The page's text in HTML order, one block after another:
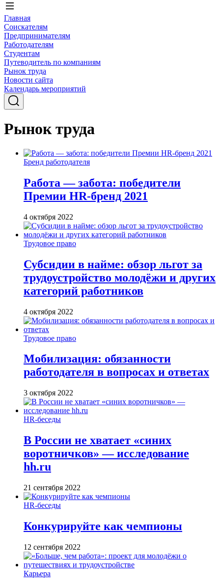
Главная
Соискателям
Предпринимателям
Работодателям
Студентам
Путеводитель по компаниям
Рынок труда
Новости сайта
Календарь мероприятий
Рынок труда
Бренд работодателя
Работа — забота: победители
Премии HR-бренд 2021
4 октября 2022
Трудовое право
Субсидии в найме: обзор льгот за
трудоустройство молодёжи и других
категорий работников
4 октября 2022
Трудовое право
Мобилизация: обязанности
работодателя в вопросах и ответах
3 октября 2022
HR-беседы
В России не хватает «синих
воротничков» — исследование
hh.ru
21 сентября 2022
HR-беседы
Конкурируйте как чемпионы
12 сентября 2022
Карьера